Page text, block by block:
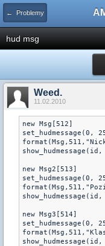
← Problemy
hud msg
Weed.
11.02.2010
new Msg[512]
show_hudmessage(id,
new Msg2[513]
show_hudmessage(id,
new Msg3[514]
show_hudmessage(id,